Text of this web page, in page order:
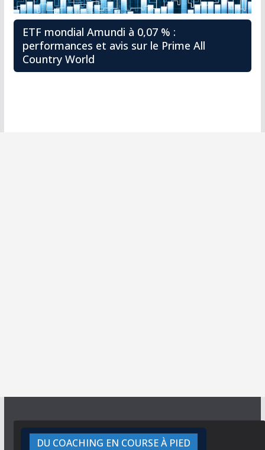
ETF mondial Amundi à 0,07 % :
performances et avis sur le Prime All
Country World
DU COACHING EN COURSE À PIED